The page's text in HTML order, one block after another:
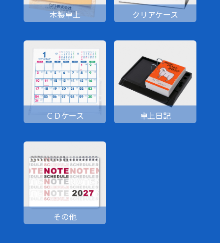
木製卓上 クリアケース
ＣＤケース 卓上日記
その他